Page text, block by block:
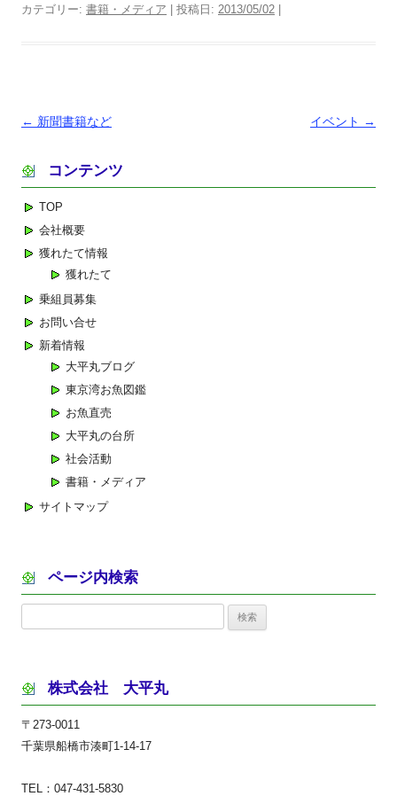
カテゴリー: 書籍・メディア | 投稿日: 2013/05/02
投
ナ
ョ
ン
← 新聞書籍など イベント →
コンテンツ
TOP
会社概要
獲れたて情報
獲れたて
乗組員募集
お問い合せ
新着情報
大平丸ブログ
東京湾お魚図鑑
お魚直売
大平丸の台所
社会活動
書籍・メディア
サイトマップ
ページ内検索
株式会社 大平丸
〒273-0011
千葉県船橋市湊町1-14-17
TEL：047-431-5830